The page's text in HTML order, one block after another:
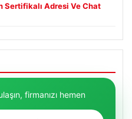
Sertifikalı Adresi Ve Chat
firmanızı hemen